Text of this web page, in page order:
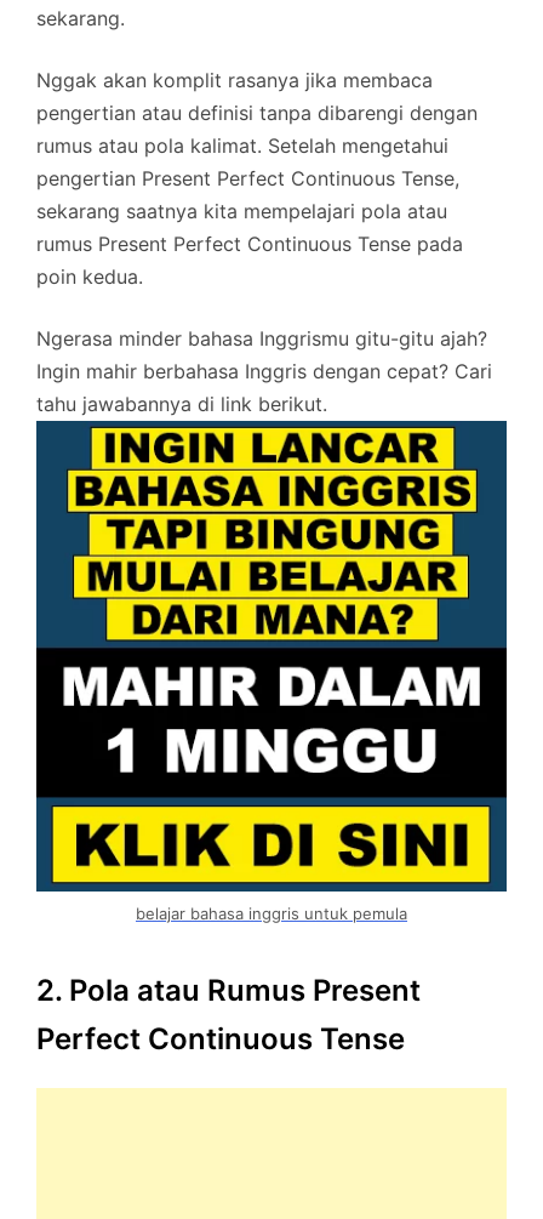
sekarang.
Nggak akan komplit rasanya jika membaca
pengertian atau definisi tanpa dibarengi dengan
rumus atau pola kalimat. Setelah mengetahui
pengertian Present Perfect Continuous Tense,
sekarang saatnya kita mempelajari pola atau
rumus Present Perfect Continuous Tense pada
poin kedua.
Ngerasa minder bahasa Inggrismu gitu-gitu ajah?
Ingin mahir berbahasa Inggris dengan cepat? Cari
tahu jawabannya di link berikut.
belajar bahasa inggris untuk pemula
2. Pola atau Rumus Present
Perfect Continuous Tense